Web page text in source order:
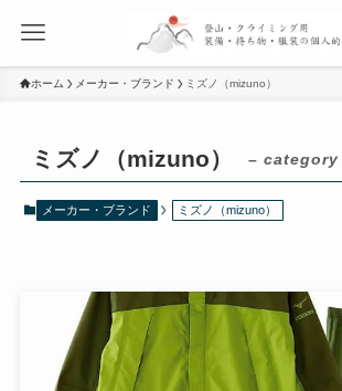
ホーム メーカー・ブランド ミズノ（mizuno）
ミズノ（mizuno） – category
メーカー・ブランド ミズノ（mizuno）